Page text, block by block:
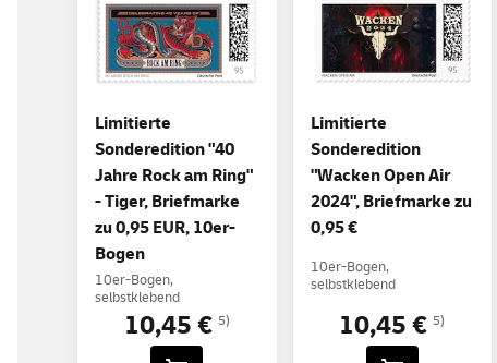
Limitierte
Sonderedition "40
Jahre Rock am Ring"
- Tiger, Briefmarke
zu 0,95 EUR, 10er-
Bogen
10er-Bogen,
selbstklebend
10,45 € 5)
Limitierte
Sonderedition
"Wacken Open Air
2024", Briefmarke zu
0,95 €
10er-Bogen,
selbstklebend
10,45 € 5)